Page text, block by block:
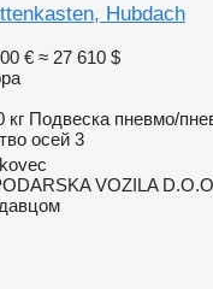
Hubdach
€ ≈ 27 610 $
кг Подвеска пневмо/
осей 3
VOZILA